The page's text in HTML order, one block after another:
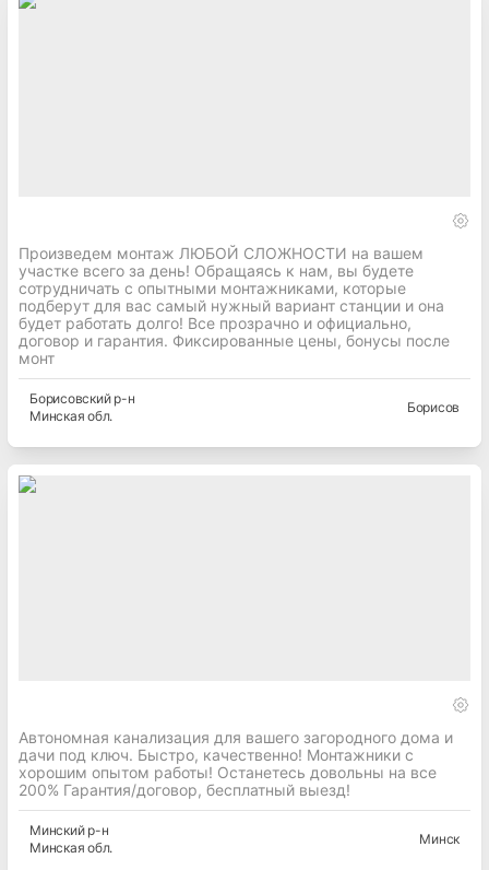
Произведем монтаж ЛЮБОЙ СЛОЖНОСТИ на вашем
участке всего за день! Обращаясь к нам, вы будете
сотрудничать с опытными монтажниками, которые
подберут для вас самый нужный вариант станции и она
будет работать долго! Все прозрачно и официально,
договор и гарантия. Фиксированные цены, бонусы после
монт
Борисовскийр-н
Минская обл.
Борисов
Автономная канализация для вашего загородного дома и
дачи под ключ. Быстро, качественно! Монтажники с
хорошим опытом работы! Останетесь довольны на все
200% Гарантия/договор, бесплатный выезд!
Минскийр-н
Минская обл.
Минск